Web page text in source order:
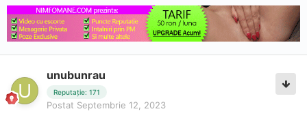
unubunrau
Reputație: 171
Postat Septembrie 12, 2023